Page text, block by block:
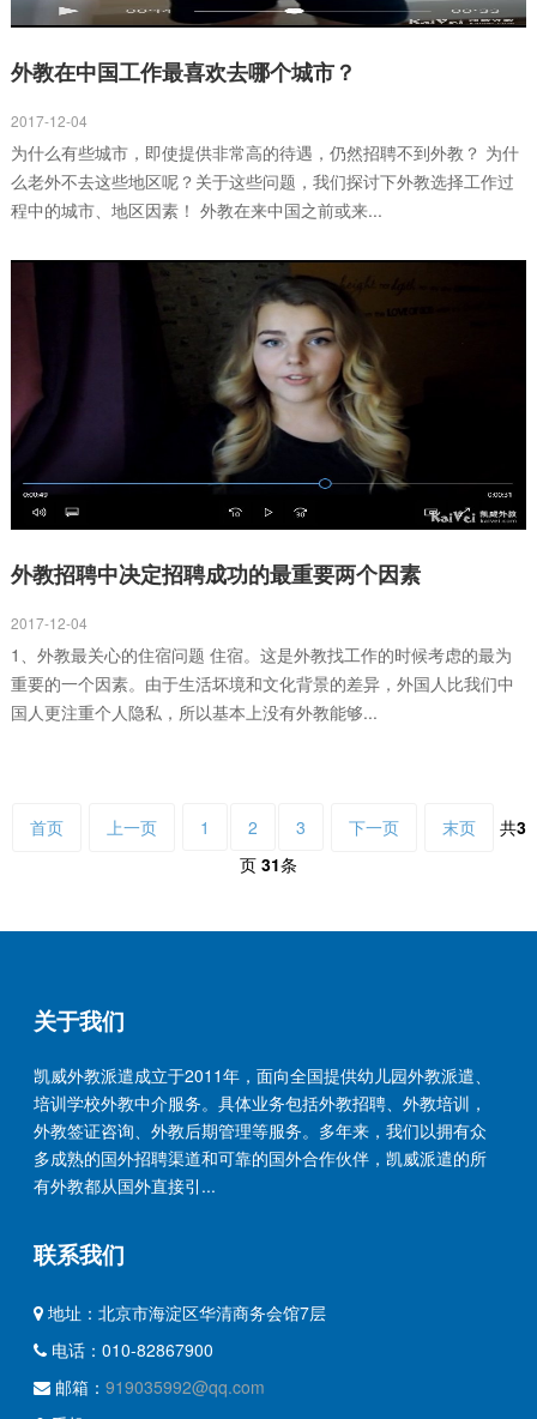
外教在中国工作最喜欢去哪个城市？
2017-12-04
为什么有些城市，即使提供非常高的待遇，仍然招聘不到外教？ 为什
么老外不去这些地区呢？关于这些问题，我们探讨下外教选择工作过
程中的城市、地区因素！ 外教在来中国之前或来...
外教招聘中决定招聘成功的最重要两个因素
2017-12-04
1、外教最关心的住宿问题 住宿。这是外教找工作的时候考虑的最为
重要的一个因素。由于生活坏境和文化背景的差异，外国人比我们中
国人更注重个人隐私，所以基本上没有外教能够...
首页 上一页 1 2 3 下一页 末页 共3
页 31条
关于我们
凯威外教派遣成立于2011年，面向全国提供幼儿园外教派遣、
培训学校外教中介服务。具体业务包括外教招聘、外教培训，
外教签证咨询、外教后期管理等服务。多年来，我们以拥有众
多成熟的国外招聘渠道和可靠的国外合作伙伴，凯威派遣的所
有外教都从国外直接引...
联系我们
地址：北京市海淀区华清商务会馆7层
电话：010-82867900
邮箱：919035992@qq.com